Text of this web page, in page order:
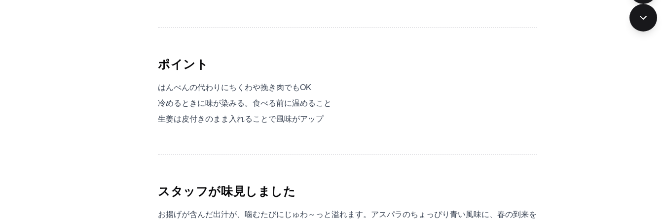
ポイント
はんぺんの代わりにちくわや挽き肉でもOK
冷めるときに味が染みる。食べる前に温めること
生姜は皮付きのまま入れることで風味がアップ
スタッフが味見しました
お揚げが含んだ出汁が、噛むたびにじゅわ～っと溢れます。アスパラのちょっぴり青い風味に、春の到来を